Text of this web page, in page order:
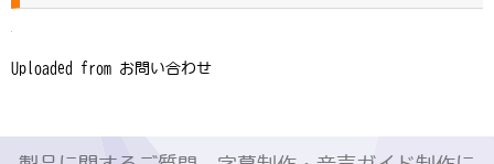
Uploaded from お問い合わせ